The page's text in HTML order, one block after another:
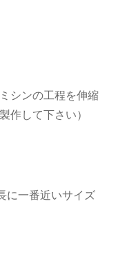
シンの工程を伸縮
作して下さい）
に一番近いサイズ